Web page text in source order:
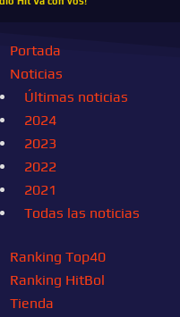
Portada
Noticias
Últimas noticias
2024
2023
2022
2021
Todas las noticias
Ranking Top40
Ranking HitBol
Tienda